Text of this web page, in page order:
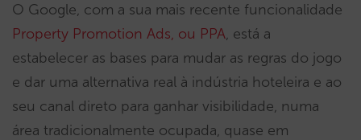
O Google, com a sua mais recente funcionalidade
Property Promotion Ads, ou PPA, está a
estabelecer as bases para mudar as regras do jogo
e dar uma alternativa real à indústria hoteleira e ao
seu canal direto para ganhar visibilidade, numa
área tradicionalmente ocupada, quase em